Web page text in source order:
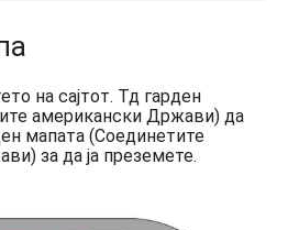
на сајтот. Тд гарден
американски Држави) да
мапата (Соединетите
за да ја преземете.